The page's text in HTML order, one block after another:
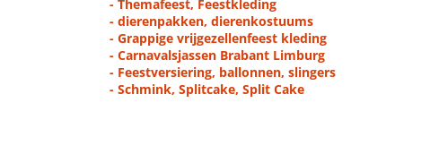
- Themafeest, Feestkleding
- dierenpakken, dierenkostuums
- Grappige vrijgezellenfeest kleding
- Carnavalsjassen Brabant Limburg
- Feestversiering, ballonnen, slingers
- Schmink, Splitcake, Split Cake